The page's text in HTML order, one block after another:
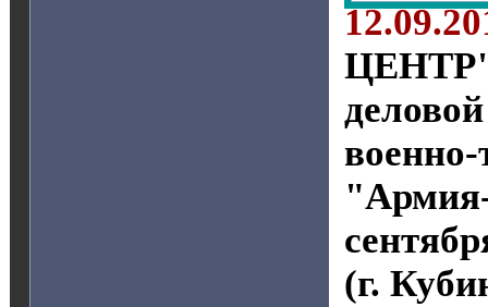
ЦЕНТР"
(г.